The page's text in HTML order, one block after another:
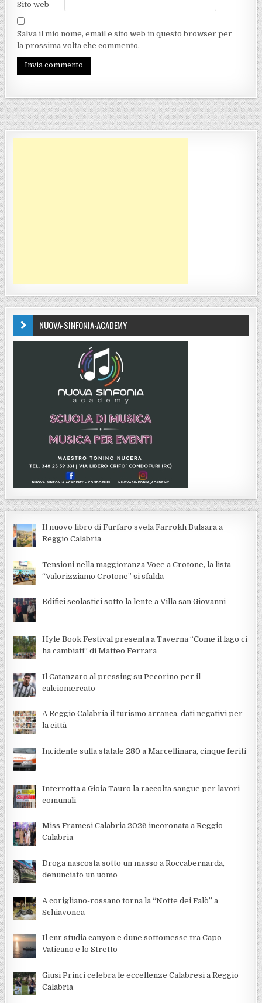
Sito web
Salva il mio nome, email e sito web in questo browser per
la prossima volta che commento.
NUOVA-SINFONIA-ACADEMY
Il nuovo libro di Furfaro svela Farrokh Bulsara a
Reggio Calabria
Tensioni nella maggioranza Voce a Crotone, la lista
“Valorizziamo Crotone” si sfalda
Edifici scolastici sotto la lente a Villa san Giovanni
Hyle Book Festival presenta a Taverna “Come il lago ci
ha cambiati” di Matteo Ferrara
Il Catanzaro al pressing su Pecorino per il
calciomercato
A Reggio Calabria il turismo arranca, dati negativi per
la città
Incidente sulla statale 280 a Marcellinara, cinque feriti
Interrotta a Gioia Tauro la raccolta sangue per lavori
comunali
Miss Framesi Calabria 2026 incoronata a Reggio
Calabria
Droga nascosta sotto un masso a Roccabernarda,
denunciato un uomo
A corigliano-rossano torna la “Notte dei Falò” a
Schiavonea
Il cnr studia canyon e dune sottomesse tra Capo
Vaticano e lo Stretto
Giusi Princi celebra le eccellenze Calabresi a Reggio
Calabria